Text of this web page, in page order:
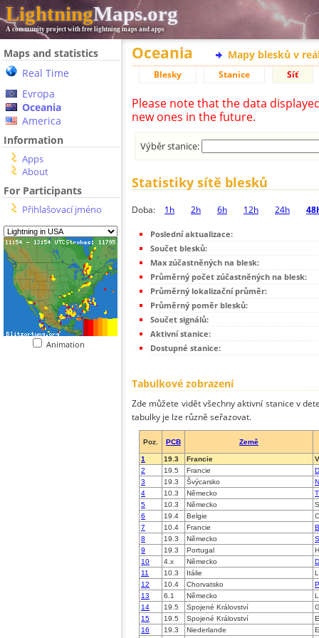
LightningMaps.org
A community project with free lightning maps and apps
Maps and statistics
Real Time
Evropa
Oceania
America
Information
Apps
About
For Participants
Přihlašovací jméno
Animation
Oceania Mapy blesků v
Blesky Stanice Síť
Please note that the data
new ones in the future.
Výběr stanice:
Statistiky sítě blesků
Doba: 1h 2h 6h 12h 24h
Poslední aktualizace:
Součet blesků:
Max zúčastněných na blesk:
Průměrný počet zúčastněných na blesk:
Průměrný lokalizační průměr:
Průměrný poměr blesků:
Součet signálů:
Aktivní stanice:
Dostupné stanice:
Tabulkové zobrazení
Zde můžete vidět všechny aktivní stanice v
tabulky je lze různě seřazovat.
Poz. PCB Země
1 19.3 Francie
2
19.5 Francie
3
19.3 Švýcarsko
4
10.3 Německo
5
10.3 Německo
6
19.4 Belgie
7
10.4 Francie
8
19.3 Německo
9
19.3 Portugal
10
4.x Německo
11
10.3 Itálie
12
10.4 Chorvatsko
13
6.1 Německo
14
19.5 Spojené Království
15
19.5 Spojené Království
16
19.3 Niederlande